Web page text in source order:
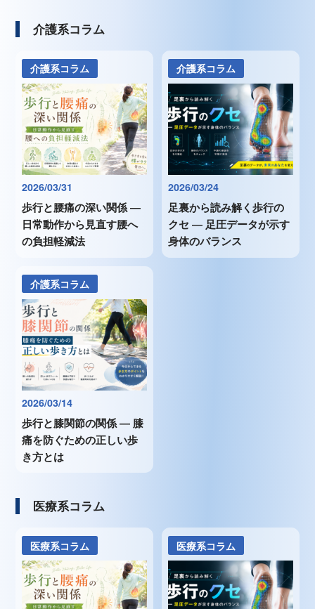
介護系コラム
介護系コラム
2026/03/31
歩行と腰痛の深い関係 ―
日常動作から見直す腰へ
の負担軽減法
介護系コラム
2026/03/24
足裏から読み解く歩行の
クセ ― 足圧データが示す
身体のバランス
介護系コラム
2026/03/14
歩行と膝関節の関係 ― 膝
痛を防ぐための正しい歩
き方とは
医療系コラム
医療系コラム 医療系コラム